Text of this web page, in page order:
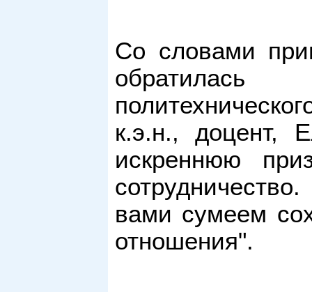
Со словами
обратилась
к.э.н., доцент,
искреннюю
вами сумеем
отношения".